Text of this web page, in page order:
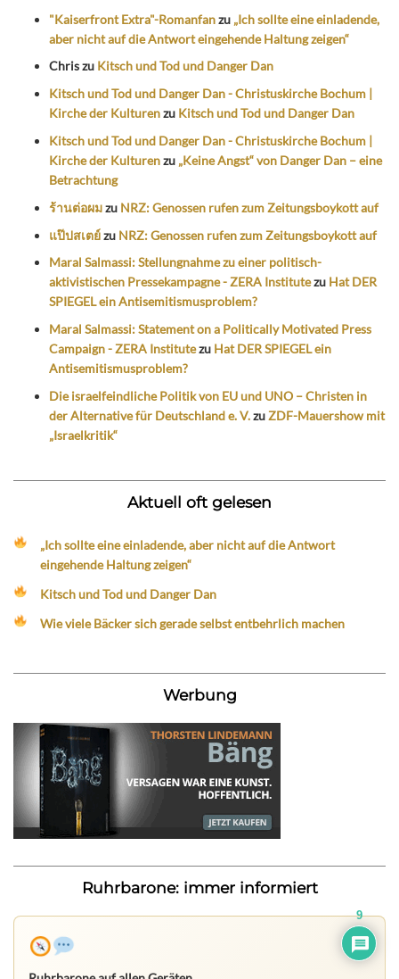
"Kaiserfront Extra"-Romanfanzu „Ich sollte eine einladende,
aber nicht auf die Antwort eingehende Haltung zeigen“
Chriszu Kitsch und Tod und Danger Dan
Kitsch und Tod und Danger Dan - Christuskirche Bochum |
Kirche der Kulturenzu Kitsch und Tod und Danger Dan
Kitsch und Tod und Danger Dan - Christuskirche Bochum |
Kirche der Kulturenzu „Keine Angst“ von Danger Dan – eine
Betrachtung
ร้านต่อผมzu NRZ: Genossen rufen zum Zeitungsboykott auf
แป๊ปสเตย์zu NRZ: Genossen rufen zum Zeitungsboykott auf
Maral Salmassi: Stellungnahme zu einer politisch-
aktivistischen Pressekampagne - ZERA Institutezu Hat DER
SPIEGEL ein Antisemitismusproblem?
Maral Salmassi: Statement on a Politically Motivated Press
Campaign - ZERA Institutezu Hat DER SPIEGEL ein
Antisemitismusproblem?
Die israelfeindliche Politik von EU und UNO – Christen in
der Alternative für Deutschland e. V.zuZDF-Mauershow mit
„Israelkritik“
Aktuell oft gelesen
„Ich sollte eine einladende, aber nicht auf die Antwort
eingehende Haltung zeigen“
Kitsch und Tod und Danger Dan
Wie viele Bäcker sich gerade selbst entbehrlich machen
Werbung
Ruhrbarone: immer informiert
9